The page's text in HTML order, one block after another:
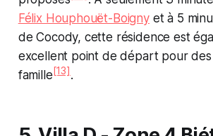
Félix Houphouët-Boignyet à 5
de Cocody, cette résidence est
excellent point de départ pour
famille [13].